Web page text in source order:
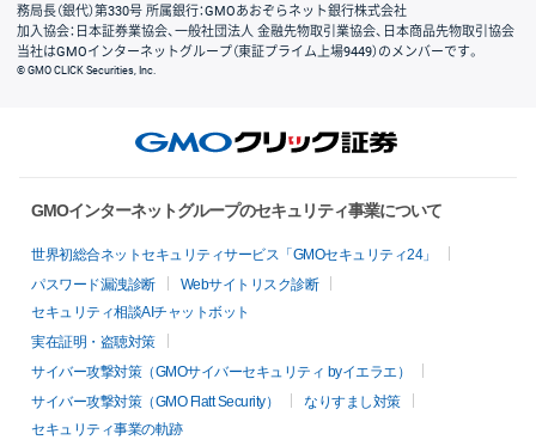
務局長（銀代）第330号 所属銀行：GMOあおぞらネット銀行株式会社
加入協会：日本証券業協会、一般社団法人 金融先物取引業協会、日本商品先物取引協会
当社はGMOインターネットグループ（東証プライム上場9449）のメンバーです。
© GMO CLICK Securities, Inc.
GMOインターネットグループのセキュリティ事業について
世界初総合ネットセキュリティサービス「GMOセキュリティ24」
パスワード漏洩診断
Webサイトリスク診断
セキュリティ相談AIチャットボット
実在証明・盗聴対策
サイバー攻撃対策（GMOサイバーセキュリティ byイエラエ）
サイバー攻撃対策（GMO Flatt Security）
なりすまし対策
セキュリティ事業の軌跡